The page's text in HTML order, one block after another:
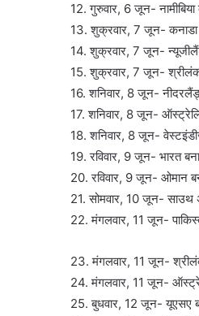
12. गुरुवार, 6 जून-
13. शुक्रवार, 7 जून- कनाडा
14. शुक्रवार, 7 जून-
15. शुक्रवार, 7 जून-
16. शनिवार, 8 जून-
17. शनिवार, 8 जून-
18. शनिवार, 8 जून-
19. रविवार, 9 जून- भारत
20. रविवार, 9 जून- ओमान
21. सोमवार, 10 जून- साउथ
22. मंगलवार, 11 जून-
23. मंगलवार, 11 जून-
24. मंगलवार, 11 जून-
25. बुधवार, 12 जून- यूएसए